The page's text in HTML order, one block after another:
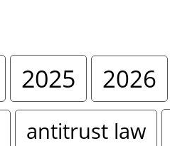
2025 2026
antitrust law